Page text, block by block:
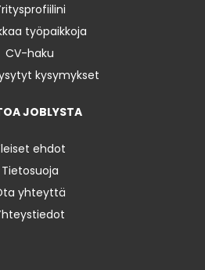
työpaikkoja
CV-haku
kysymykset
JOBLYSTA
ehdot
Tietosuoja
yhteyttä